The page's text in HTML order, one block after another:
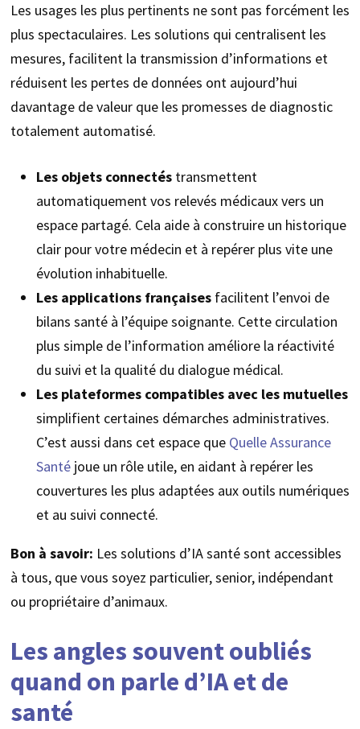
Les usages les plus pertinents ne sont pas forcément les
plus spectaculaires. Les solutions qui centralisent les
mesures, facilitent la transmission d’informations et
réduisent les pertes de données ont aujourd’hui
davantage de valeur que les promesses de diagnostic
totalement automatisé.
Les objets connectéstransmettent
automatiquement vos relevés médicaux vers un
espace partagé. Cela aide à construire un historique
clair pour votre médecin et à repérer plus vite une
évolution inhabituelle.
Les applications françaisesfacilitent l’envoi de
bilans santé à l’équipe soignante. Cette circulation
plus simple de l’information améliore la réactivité
du suivi et la qualité du dialogue médical.
Les plateformes compatibles avec les mutuelles
simplifient certaines démarches administratives.
C’est aussi dans cet espace que Quelle Assurance
Santéjoue un rôle utile, en aidant à repérer les
couvertures les plus adaptées aux outils numériques
et au suivi connecté.
Bon à savoir: Les solutions d’IA santé sont accessibles
à tous, que vous soyez particulier, senior, indépendant
ou propriétaire d’animaux.
Les angles souvent oubliés
quand on parle d’IA et de
santé